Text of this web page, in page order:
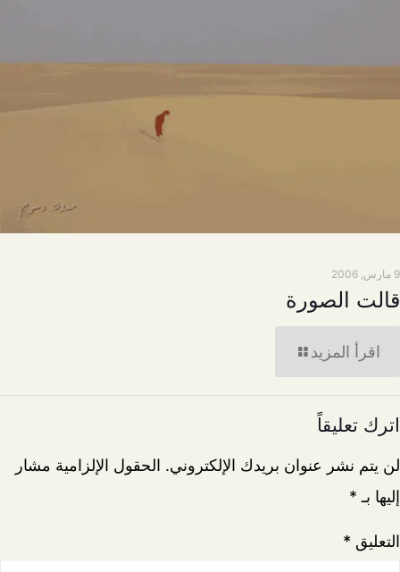
9 مارس, 2006
قالت الصورة
اقرأ المزيد
اترك تعليقاً
لن يتم نشر عنوان بريدك الإلكتروني. الحقول الإلزامية مشار
إليها بـ *
التعليق *